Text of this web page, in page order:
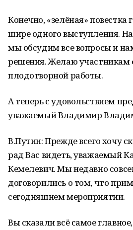
Конечно, «зелёная» повестка
шире одного выступления.
мы обсудим все вопросы и
решения. Желаю участникам
плодотворной работы.
А теперь с удовольствием
уважаемый Владимир
В.Путин: Прежде всего хочу
рад Вас видеть, уважаемый
Кемелевич. Мы недавно
договорились о том, что
сегодняшнем мероприятии.
Вы сказали всё самое